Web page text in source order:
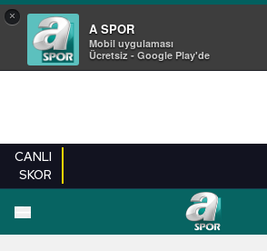
×
A SPOR
Mobil uygulaması
Ücretsiz - Google Play'de
CANLI
SKOR